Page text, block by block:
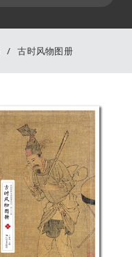
/ 古时风物图册